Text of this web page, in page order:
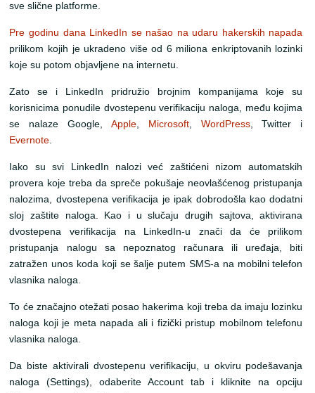
sve slične platforme.
Pre godinu dana LinkedIn se našao na udaru hakerskih napada
prilikom kojih je ukradeno više od 6 miliona enkriptovanih lozinki
koje su potom objavljene na internetu.
Zato se i LinkedIn pridružio brojnim kompanijama koje su
korisnicima ponudile dvostepenu verifikaciju naloga, među kojima
se nalaze Google, Apple, Microsoft, WordPress, Twitter i
Evernote.
Iako su svi LinkedIn nalozi već zaštićeni nizom automatskih
provera koje treba da spreče pokušaje neovlašćenog pristupanja
nalozima, dvostepena verifikacija je ipak dobrodošla kao dodatni
sloj zaštite naloga. Kao i u slučaju drugih sajtova, aktivirana
dvostepena verifikacija na LinkedIn-u znači da će prilikom
pristupanja nalogu sa nepoznatog računara ili uređaja, biti
zatražen unos koda koji se šalje putem SMS-a na mobilni telefon
vlasnika naloga.
To će značajno otežati posao hakerima koji treba da imaju lozinku
naloga koji je meta napada ali i fizički pristup mobilnom telefonu
vlasnika naloga.
Da biste aktivirali dvostepenu verifikaciju, u okviru podešavanja
naloga (Settings), odaberite Account tab i kliknite na opciju